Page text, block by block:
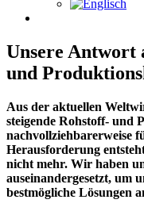
Unsere Antwort
und
Aus der aktuellen
steigende Rohstoff- und
nachvollziehbarerweise
Herausforderung
nicht mehr. Wir haben
auseinandergesetzt, um
bestmögliche Lösungen